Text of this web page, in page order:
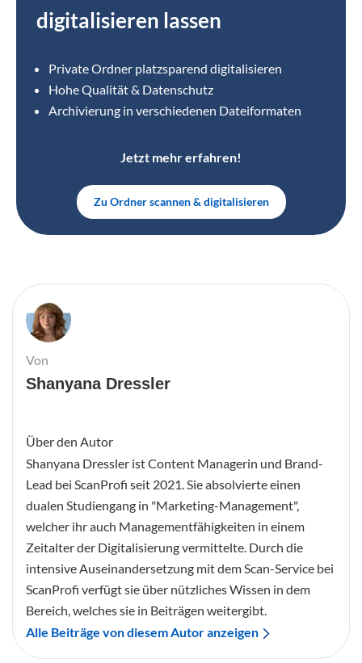
digitalisieren lassen
Private Ordner platzsparend digitalisieren
Hohe Qualität & Datenschutz
Archivierung in verschiedenen Dateiformaten
Jetzt mehr erfahren!
Zu Ordner scannen & digitalisieren
Von
Shanyana Dressler
Über den Autor
Shanyana Dressler ist Content Managerin und Brand-
Lead bei ScanProfi seit 2021. Sie absolvierte einen
dualen Studiengang in "Marketing-Management",
welcher ihr auch Managementfähigkeiten in einem
Zeitalter der Digitalisierung vermittelte. Durch die
intensive Auseinandersetzung mit dem Scan-Service bei
ScanProfi verfügt sie über nützliches Wissen in dem
Bereich, welches sie in Beiträgen weitergibt.
Alle Beiträge von diesem Autor anzeigen